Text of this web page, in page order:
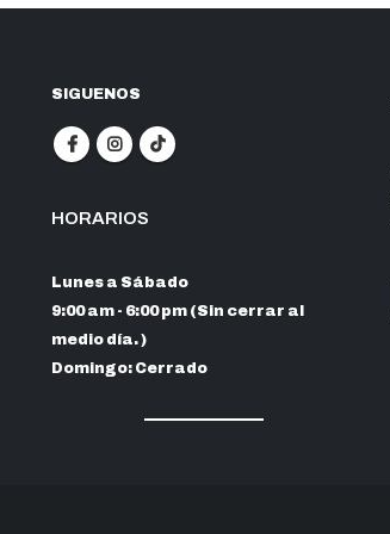
SIGUENOS
HORARIOS
Lunes a Sábado
9:00 am - 6:00 pm (Sin cerrar al
medio día. )
Domingo: Cerrado